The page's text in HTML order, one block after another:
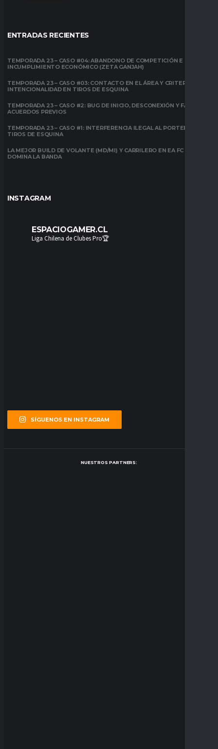
ENTRADAS RECIENTES
TEMPORADA 23 – CASO #04: ABANDONO DE COMPETICIÓN E
INCUMPLIMIENTO ECONÓMICO (ZETA GANJAH)
TEMPORADA 23 – CASO #03: CONTACTO EN EL ÁREA Y CRITERIO DE
INTENCIONALIDAD EN TIROS DE ESQUINA
TEMPORADA 23 – CASO #2: BUG DE INICIO, DESCONEXIÓN Y FALTA DE
ACUERDOS PREVIOS
TEMPORADA 23 – CASO #1: INTERFERENCIA ILEGAL AL PORTERO EN
TIROS DE ESQUINA
LA MEJOR BUILD DE VOLANTE (MD/MI) Y CARRILERO EN EA FC 26:
DOMINA LA BANDA
INSTAGRAM
ESPACIOGAMER.CL
Liga Chilena de Clubes Pro🏆
SÍGUENOS EN INSTAGRAM
NUESTROS PARTNERS: